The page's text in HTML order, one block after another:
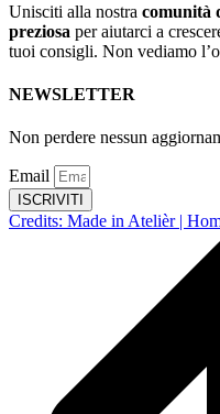
Unisciti alla nostra comunità
preziosa per aiutarci a
tuoi consigli. Non vediamo
NEWSLETTER
Non perdere nessun
Email
ISCRIVITI
Credits: Made in Atelièr |